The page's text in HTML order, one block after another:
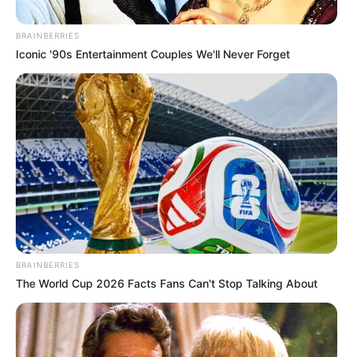
POLICARPA SALAVARRIETA
Trámites en Cundinamarca sin salir de
casa; Policarpa les ahorra el viaje
POLICARPA SALAVARRIETA
Pueblo de Cundinamarca
donde nació una heroína y
MONEDA
BRAINBERRIES
Iconic '90s Entertainment Couples We'll Never Forget
BRAINBERRIES
The World Cup 2026 Facts Fans Can't Stop Talking About